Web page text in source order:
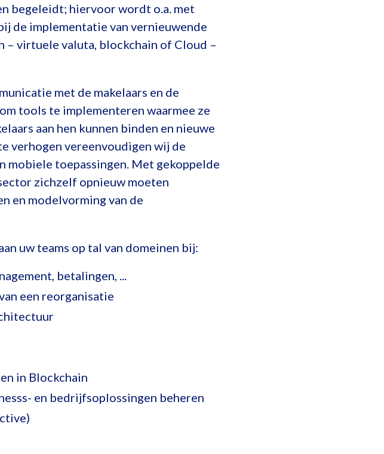
begeleidt; hiervoor wordt o.a. met
de implementatie van vernieuwende
– virtuele valuta, blockchain of Cloud –
met de makelaars en de
tools te implementeren waarmee ze
aan hen kunnen binden en nieuwe
verhogen vereenvoudigen wij de
mobiele toepassingen. Met gekoppelde
zichzelf opnieuw moeten
en modelvorming van de
uw teams op tal van domeinen bij:
betalingen, ...
een reorganisatie
in Blockchain
en bedrijfsoplossingen beheren